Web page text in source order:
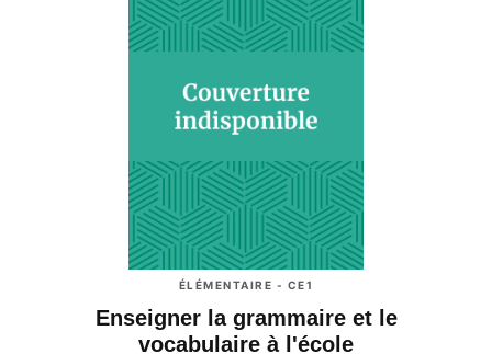
ÉLÉMENTAIRE - CE1
Enseigner la grammaire et le
vocabulaire à l'école